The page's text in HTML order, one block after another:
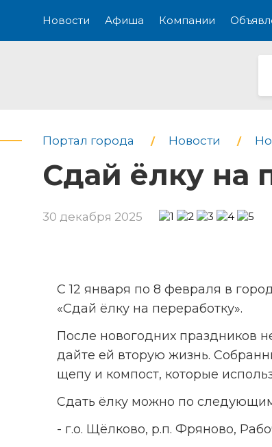
Новости Афиша Компании
Портал города Новости
Сдай ёлку на
30 декабря 2025
С 12 января по 8 февраля в
«Сдай ёлку на переработку».
После новогодних праздников
дайте ей вторую жизнь.
щепу и компост, которые
Сдать ёлку можно по
- г.о. Щёлково, р.п. Фряново,